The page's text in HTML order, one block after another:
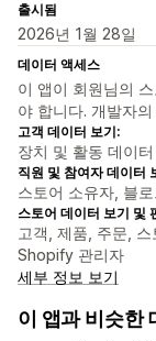
출시됨
2026년 1월 28일
데이터 액세스
이 앱이 회원님의
야 합니다. 개발자의
고객 데이터 보기:
장치 및 활동 데이터
직원 및 참여자 데이터
스토어 소유자, 블
스토어 데이터 보기 및
고객, 제품, 주문,
Shopify 관리자
세부 정보 보기
이 앱과 비슷한